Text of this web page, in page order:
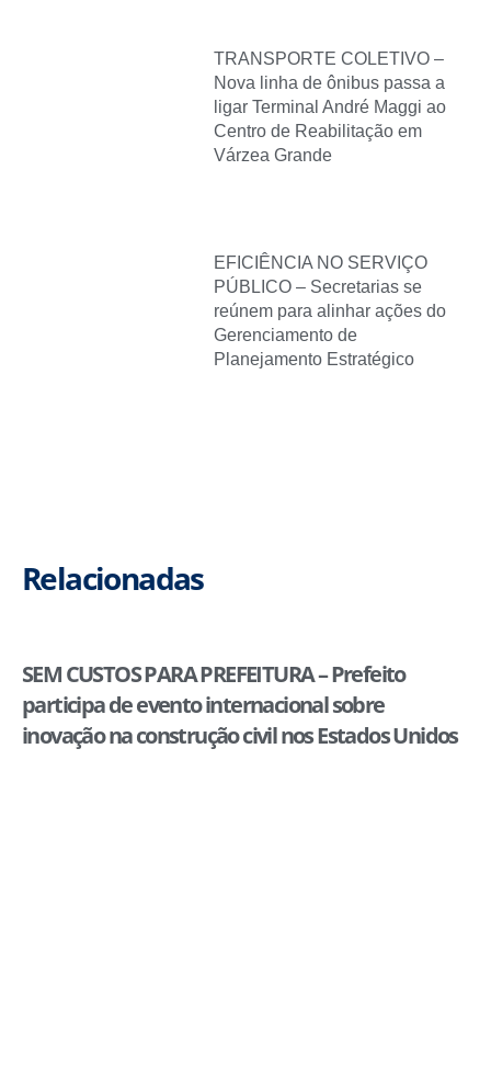
TRANSPORTE COLETIVO –
Nova linha de ônibus passa a
ligar Terminal André Maggi ao
Centro de Reabilitação em
Várzea Grande
EFICIÊNCIA NO SERVIÇO
PÚBLICO – Secretarias se
reúnem para alinhar ações do
Gerenciamento de
Planejamento Estratégico
Relacionadas
SEM CUSTOS PARA PREFEITURA – Prefeito
participa de evento internacional sobre
inovação na construção civil nos Estados Unidos